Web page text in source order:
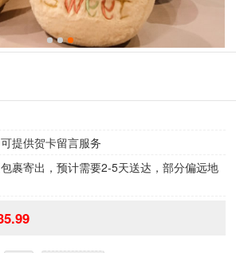
提供贺卡留言服务
裹寄出，预计需要2-5天送达，部分偏远地